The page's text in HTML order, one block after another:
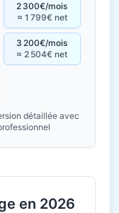
2 300€/mois
≈ 1 799€ net
3 200€/mois
≈ 2 504€ net
détaillée avec
en 2026